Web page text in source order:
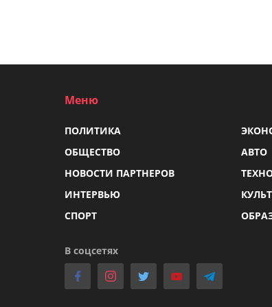
Меню
ПОЛИТИКА
ОБЩЕСТВО
АВТО
НОВОСТИ ПАРТНЕРОВ
ИНТЕРВЬЮ
СПОРТ
В соцсетях